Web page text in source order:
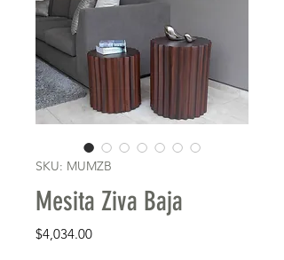
SKU: MUMZB
Mesita Ziva Baja
$4,034.00Precio